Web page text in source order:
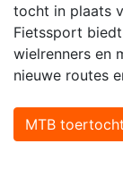
tocht in plaats
Fietssport
wielrenners en
nieuwe routes
MTB